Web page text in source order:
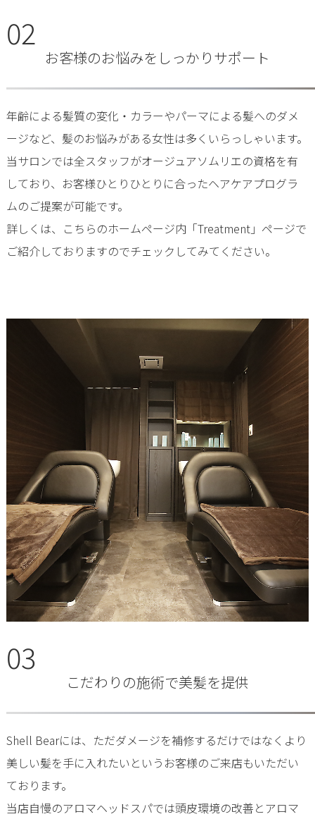
02
お客様のお悩みをしっかりサポート
年齢による髪質の変化・カラーやパーマによる髪へのダメ
ージなど、髪のお悩みがある女性は多くいらっしゃいます。
当サロンでは全スタッフがオージュアソムリエの資格を有
しており、お客様ひとりひとりに合ったヘアケアプログラ
ムのご提案が可能です。
詳しくは、こちらのホームページ内「Treatment」ページで
ご紹介しておりますのでチェックしてみてください。
03
こだわりの施術で美髪を提供
Shell Bearには、ただダメージを補修するだけではなくより
美しい髪を手に入れたいというお客様のご来店もいただい
ております。
当店自慢のアロマヘッドスパでは頭皮環境の改善とアロマ